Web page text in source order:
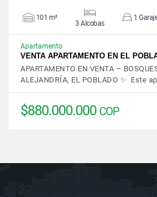
101 m²
3 Alcobas
1 Garaje
Apartamento
VENTA APARTAMENTO EN EL
APARTAMENTO EN VENTA –
ALEJANDRÍA, EL POBLADO ✨ Este
$880.000.000 COP